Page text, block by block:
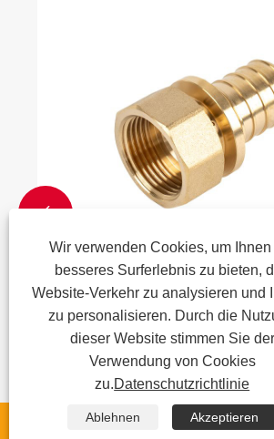


Wir verwenden Cookies, um Ihnen
besseres Surferlebnis zu bieten,
Website-Verkehr zu analysieren und
zu personalisieren. Durch die
dieser Website stimmen Sie der
Verwendung von Cookies
zu.Datenschutzrichtlinie
Ablehnen Akzeptieren